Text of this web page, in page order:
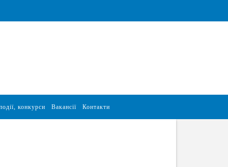
конкурси Вакансії Контакти